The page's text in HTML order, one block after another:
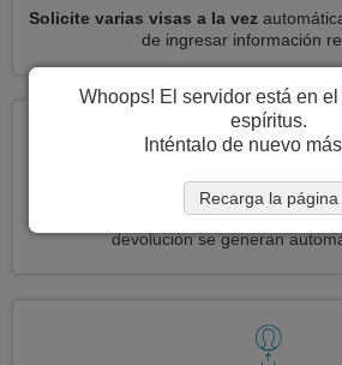
Solicite varias visas a la vez
de ingresar información
Reduce your solicitud de visa Islas
imprimir, firmar y enviar (Las etiquetas
devolución se generan
Whoops! El servidor está en
espíritus.
Inténtalo de nuevo
Recarga la página